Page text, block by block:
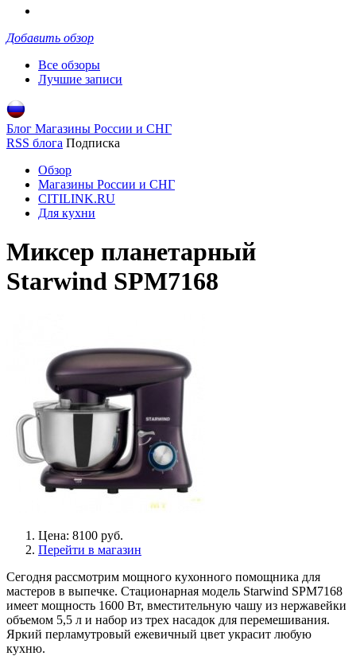
Добавить обзор
Все обзоры
Лучшие записи
Блог Магазины России и СНГ
RSS блога Подписка
Обзор
Магазины России и СНГ
CITILINK.RU
Для кухни
Миксер планетарный
Starwind SPM7168
Цена: 8100 руб.
Перейти в магазин
Сегодня рассмотрим мощного кухонного помощника для
мастеров в выпечке. Стационарная модель Starwind SPM7168
имеет мощность 1600 Вт, вместительную чашу из нержавейки
объемом 5,5 л и набор из трех насадок для перемешивания.
Яркий перламутровый ежевичный цвет украсит любую
кухню.